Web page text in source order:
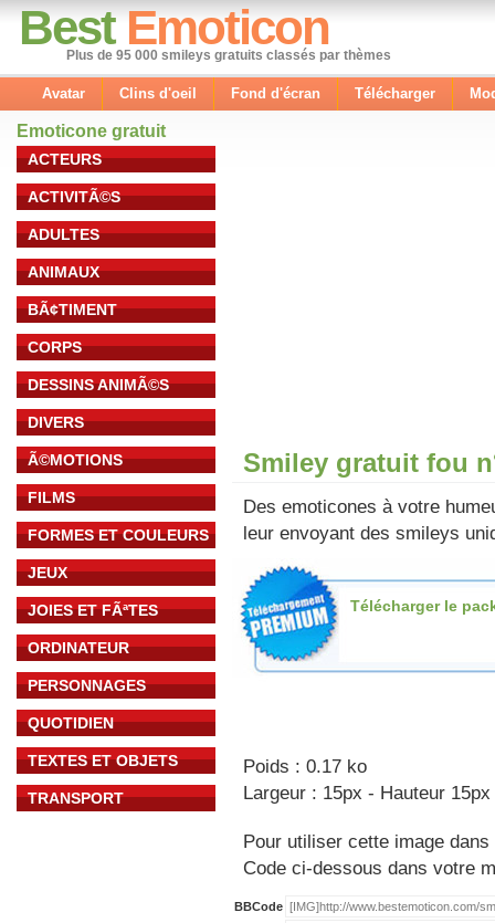
Best Emoticon
Plus de 95 000 smileys gratuits classés par thèmes
Avatar Clins d'oeil Fond d'écran Télécharger
Emoticone gratuit
ACTEURS
ACTIVITÃ©S
ADULTES
ANIMAUX
BÃ¢TIMENT
CORPS
DESSINS ANIMÃ©S
DIVERS
Ã©MOTIONS
FILMS
FORMES ET COULEURS
JEUX
JOIES ET FÃªTES
ORDINATEUR
PERSONNAGES
QUOTIDIEN
TEXTES ET OBJETS
TRANSPORT
Smiley gratuit fou
Des emoticones à votre
leur envoyant des smileys
Télécharger le
Poids : 0.17 ko
Largeur : 15px - Hauteur 15px
Pour utiliser cette image
Code ci-dessous dans votre
BBCode